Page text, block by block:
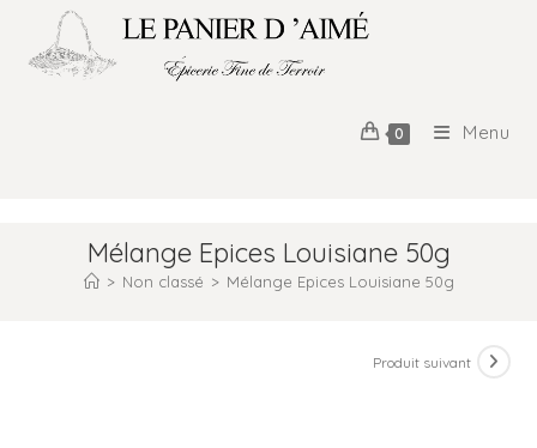
0 Menu
Mélange Epices Louisiane 50g
> Non classé > Mélange Epices Louisiane 50g
Produit suivant